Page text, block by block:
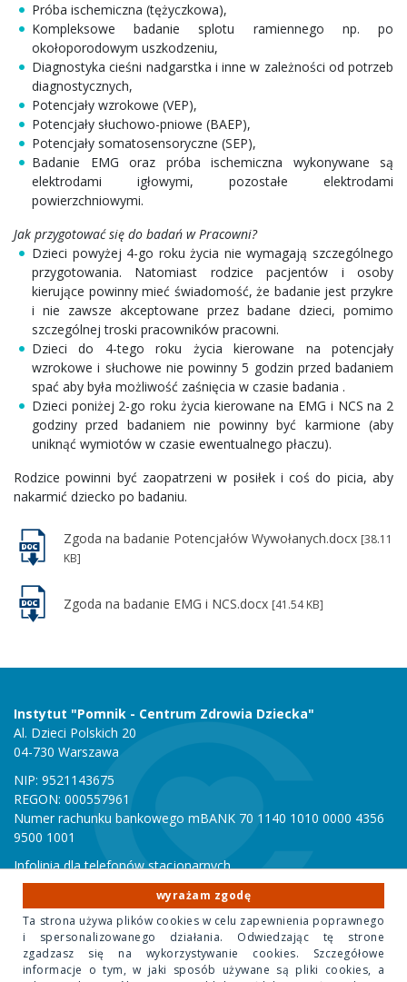
Próba ischemiczna (tężyczkowa),
Kompleksowe badanie splotu ramiennego np. po
okołoporodowym uszkodzeniu,
Diagnostyka cieśni nadgarstka i inne w zależności od potrzeb
diagnostycznych,
Potencjały wzrokowe (VEP),
Potencjały słuchowo-pniowe (BAEP),
Potencjały somatosensoryczne (SEP),
Badanie EMG oraz próba ischemiczna wykonywane są
elektrodami igłowymi, pozostałe elektrodami
powierzchniowymi.
Jak przygotować się do badań w Pracowni?
Dzieci powyżej 4-go roku życia nie wymagają szczególnego
przygotowania. Natomiast rodzice pacjentów i osoby
kierujące powinny mieć świadomość, że badanie jest przykre
i nie zawsze akceptowane przez badane dzieci, pomimo
szczególnej troski pracowników pracowni.
Dzieci do 4-tego roku życia kierowane na potencjały
wzrokowe i słuchowe nie powinny 5 godzin przed badaniem
spać aby była możliwość zaśnięcia w czasie badania .
Dzieci poniżej 2-go roku życia kierowane na EMG i NCS na 2
godziny przed badaniem nie powinny być karmione (aby
uniknąć wymiotów w czasie ewentualnego płaczu).
Rodzice powinni być zaopatrzeni w posiłek i coś do picia, aby
nakarmić dziecko po badaniu.
Zgoda na badanie Potencjałów Wywołanych.docx [38.11
KB]
Zgoda na badanie EMG i NCS.docx [41.54 KB]
Instytut "Pomnik - Centrum Zdrowia Dziecka"
Al. Dzieci Polskich 20
04-730 Warszawa
NIP: 9521143675
REGON: 000557961
Numer rachunku bankowego mBANK 70 1140 1010 0000 4356
9500 1001
Infolinia dla telefonów stacjonarnych
801 051 000
Infolinia dla telefonów komórkowych
22 815 10 00
wyrażam zgodę
Ta strona używa plików cookies w celu zapewnienia poprawnego
i spersonalizowanego działania. Odwiedzając tę strone
zgadzasz się na wykorzystywanie cookies. Szczegółowe
informacje o tym, w jaki sposób używane są pliki cookies, a